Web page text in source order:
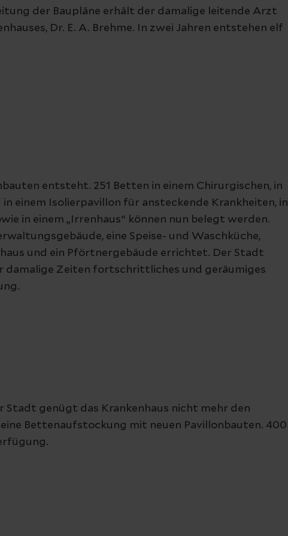
der Baupläne erhält der damalige leitende Arzt
Dr. E. A. Brehme. In zwei Jahren entstehen elf
entsteht. 251 Betten in einem Chirurgischen, in
einem Isolierpavillon für ansteckende Krankheiten, in
in einem „Irrenhaus“ können nun belegt werden.
eine Speise- und Waschküche,
und ein Pförtnergebäude errichtet. Der Stadt
damalige Zeiten fortschrittliches und geräumiges
Stadt genügt das Krankenhaus nicht mehr den
Bettenaufstockung mit neuen Pavillonbauten. 400